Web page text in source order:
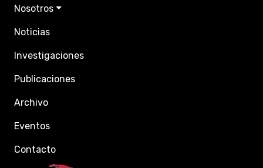
Nosotros
Noticias
Investigaciones
Publicaciones
Archivo
Eventos
Contacto